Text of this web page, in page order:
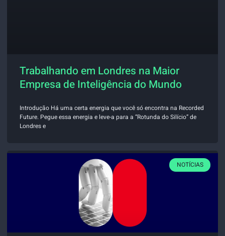
Trabalhando em Londres na Maior
Empresa de Inteligência do Mundo
Introdução Há uma certa energia que você só encontra na Recorded
Future. Pegue essa energia e leve-a para a “Rotunda do Silício” de
Londres e
NOTÍCIAS